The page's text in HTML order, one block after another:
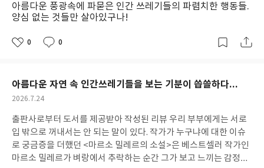
상에서 제일 예쁜 여자를 선택했습니다.그녀가 유부녀입에도 불구
하고.. 비극은 이 사소해 보이는 선택에서 시작됩니다.그러고 보면
으며 사람들에게 중요한 게 무엇인지를 생각해 봅니다.대의가 중요
영했던 한 도시가 사라졌는지..수많은 이들이 고향으로 돌아가지 못
했고, 돌아간 사람들조차 온전치 못했다는 사실이 많은 걸 생각하게
걸까요? 일리아스를 읽으며 21세기의 아가멤논과 아킬레우스를 찾
아보게 됩니다.그들의 자존심으로 인해 수많은 사람들의 생활이 불
편해지는 걸 언제까지 감내해야 할까요.. 원전은 서사시로 되어있고
방대한 양입니다.이 책으로 일리아스의 중요 사건을 이해하고 완역
가고요리는 30년 가고지혜는 평생을 간다고 했다. 예쁘고 잘생긴 건
살다보면 보이지 않는다.그 사람의 됨됨이와 그가 나에게 어떤 마음
가끔 정말 필요할 때 완벽을 기할 수 있는 사람이 같이 살고 싶은 사
아도 나를 사랑하고 있다는 표현을 곳곳에 남기는 그 마음이 진정한
진수성찬이지.. 살아보면 느껴지는 것들이 있다.그래서 열 길 물속은
모르는 게 사람이라..삶에서 사랑은 끝없는 이해를 동반해야 하는 것
임을 이제야 알 거 같다. #사랑에대하여 #안톤체호프 #클로츠
일
아름다운 풍광속에 파묻은 인간 쓰레기들의 파렴치한 행동들.
양심 없는 것들만 살아있구나!
좋
0
댓
0
작
아름다운 자연 속 인간쓰레기들을 보는 기분이 씁쓸하다...
작
일
2026.7.24
출판사로부터 도서를 제공받아 작성된 리뷰 우리 부부에게는 서로
입 밖으로 꺼내서는 안 되는 말이 있다. 작가가 누구냐에 대한 이슈
로 궁금증을 더했던 <마르소 밀레르의 소설>은 베스트셀러 작가인
마르소 밀레르가 벼랑에서 추락하는 순간 그가 보고 느끼는 감정으